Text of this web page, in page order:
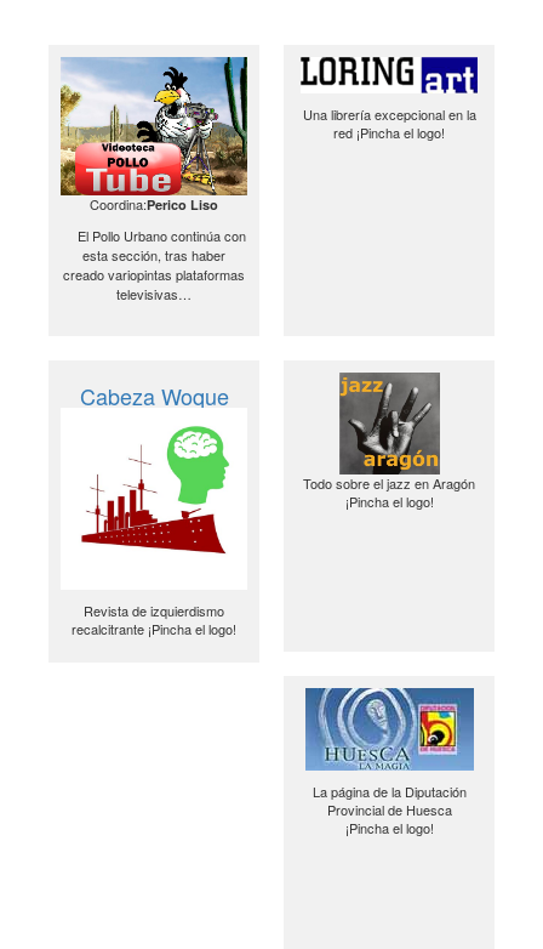
Coordina:Perico Liso
El Pollo Urbano continúa con
esta sección, tras haber
creado variopintas plataformas
televisivas…
Una librería excepcional en la
red ¡Pincha el logo!
Cabeza Woque
Revista de izquierdismo
recalcitrante ¡Pincha el logo!
Todo sobre el jazz en Aragón
¡Pincha el logo!
La página de la Diputación
Provincial de Huesca
¡Pincha el logo!